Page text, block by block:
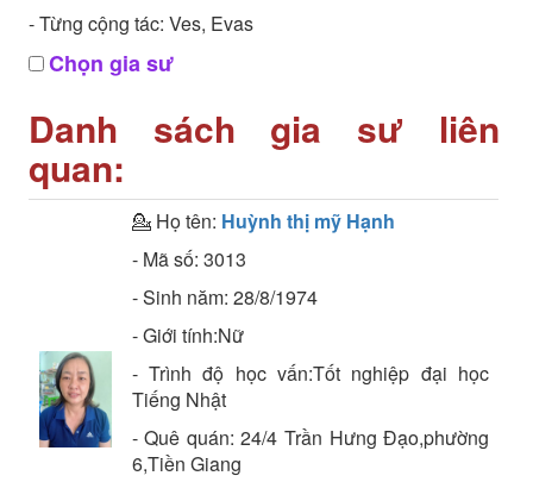
- Từng cộng tác: Ves, Evas
Chọn gia sư
Danh sách gia sư liên
quan:
💁 Họ tên: Huỳnh thị mỹ Hạnh
- Mã số: 3013
- Sinh năm: 28/8/1974
- Giới tính:Nữ
- Trình độ học vấn:Tốt nghiệp đại học
Tiếng Nhật
- Quê quán:24/4 Trần Hưng Đạo,phường
6,Tiền Giang